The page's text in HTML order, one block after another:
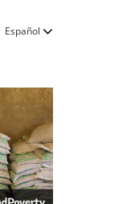
Español